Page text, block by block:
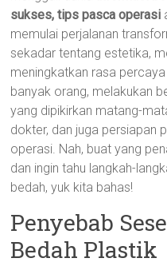
sukses, tips pasca operasi
memulai perjalanan
sekadar tentang estetika,
meningkatkan rasa
banyak orang, melakukan
yang dipikirkan matang-
dokter, dan juga persiapan
operasi. Nah, buat yang
dan ingin tahu langkah-
bedah, yuk kita bahas!
Penyebab
Bedah Plastik